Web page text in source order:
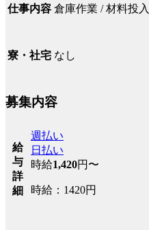
仕事内容 倉庫作業 / 材料投
寮・社宅 なし
募集内容
給
与
詳
細
週払い
日払い
時給1,420円〜
時給：1420円